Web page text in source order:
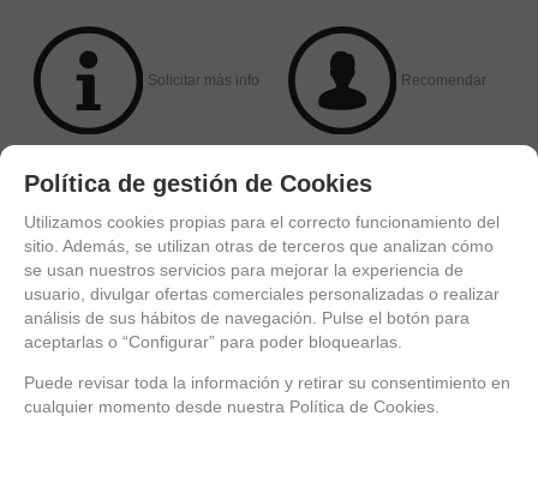
Solicitar más info Recomendar
Entérate de lo último
Date de alta para estar al día de las novedades a través de nuestro boletín
Política de gestión de Cookies
Utilizamos cookies propias para el correcto funcionamiento del
sitio. Además, se utilizan otras de terceros que analizan cómo
se usan nuestros servicios para mejorar la experiencia de
usuario, divulgar ofertas comerciales personalizadas o realizar
análisis de sus hábitos de navegación. Pulse el botón para
aceptarlas o “Configurar” para poder bloquearlas.
Puede revisar toda la información y retirar su consentimiento en
cualquier momento desde nuestra Política de Cookies.